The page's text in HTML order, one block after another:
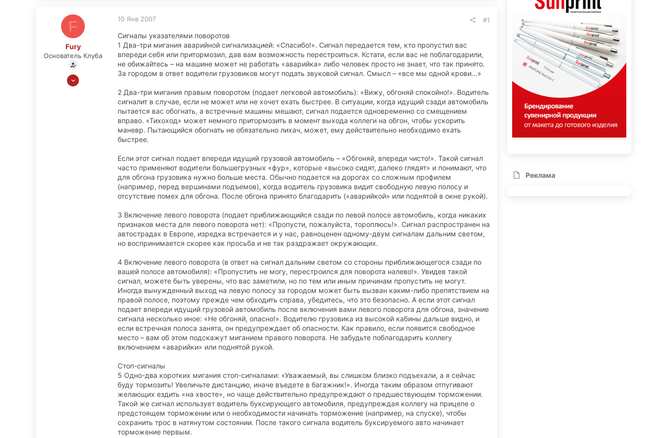
F
Fury
Основатель Клуба
18 Сен 2006
10 Янв 2007 #1
Сигналы указателями поворотов
1 Два-три мигания аварийной сигнализацией: «Спасибо!». Сигнал передается тем, кто пропустил вас
впереди себя или притормозил, дав вам возможность перестроиться. Кстати, если вас не поблагодарили,
не обижайтесь – на машине может не работать «аварийка» либо человек просто не знает, что так принято.
За городом в ответ водители грузовиков могут подать звуковой сигнал. Смысл – «все мы одной крови...»
2 Два-три мигания правым поворотом (подает легковой автомобиль): «Вижу, обгоняй спокойно!». Водитель
сигналит в случае, если не может или не хочет ехать быстрее. В ситуации, когда идущий сзади автомобиль
пытается вас обогнать, а встречные машины мешают, сигнал подается одновременно со смещением
вправо. «Тихоход» может немного притормозить в момент выхода коллеги на обгон, чтобы ускорить
маневр. Пытающийся обогнать не обязательно лихач, может, ему действительно необходимо ехать
быстрее.
Если этот сигнал подает впереди идущий грузовой автомобиль – «Обгоняй, впереди чисто!». Такой сигнал
часто применяют водители большегрузных «фур», которые «высоко сидят, далеко глядят» и понимают, что
для обгона грузовика нужно больше места. Обычно подается на дорогах со сложным профилем
(например, перед вершинами подъемов), когда водитель грузовика видит свободную левую полосу и
отсутствие помех для обгона. После обгона принято благодарить («аварийкой» или поднятой в окне рукой).
3 Включение левого поворота (подает приближающийся сзади по левой полосе автомобиль, когда никаких
признаков места для левого поворота нет): «Пропусти, пожалуйста, тороплюсь!». Сигнал распространен на
автострадах в Европе, изредка встречается и у нас, равноценен одному-двум сигналам дальним светом,
но воспринимается скорее как просьба и не так раздражает окружающих.
4 Включение левого поворота (в ответ на сигнал дальним светом со стороны приближающегося сзади по
вашей полосе автомобиля): «Пропустить не могу, перестроился для поворота налево!». Увидев такой
сигнал, можете быть уверены, что вас заметили, но по тем или иным причинам пропустить не могут.
Иногда вынужденный выход на левую полосу за городом может быть вызван каким-либо препятствием на
правой полосе, поэтому прежде чем обходить справа, убедитесь, что это безопасно. А если этот сигнал
подает впереди идущий грузовой автомобиль после включения вами левого поворота для обгона, значение
сигнала несколько иное: «Не обгоняй, опасно!». Водителю грузовика из высокой кабины дальше видно, и
если встречная полоса занята, он предупреждает об опасности. Как правило, если появится свободное
место – вам об этом подскажут миганием правого поворота. Не забудьте поблагодарить коллегу
включением «аварийки» или поднятой рукой.
Стоп-сигналы
5 Одно-два коротких мигания стоп-сигналами: «Уважаемый, вы слишком близко подъехали, а я сейчас
буду тормозить! Увеличьте дистанцию, иначе въедете в багажник!». Иногда таким образом отпугивают
желающих ездить «на хвосте», но чаще действительно предупреждают о предшествующем торможении.
Такой же сигнал использует водитель буксирующего автомобиля, предупреждая коллегу на прицепе о
предстоящем торможении или о необходимости начинать торможение (например, на спуске), чтобы
сохранить трос в натянутом состоянии. После такого сигнала водитель буксируемого авто начинает
торможение первым.
Реклама